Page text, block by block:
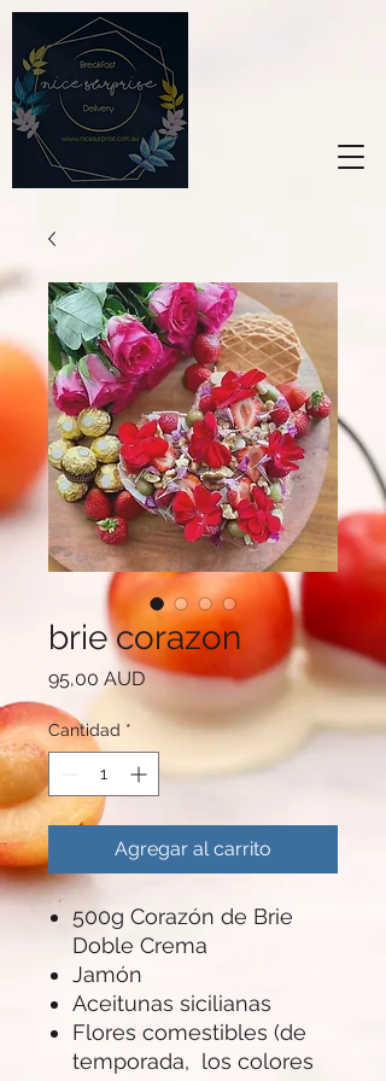
brie corazon
95,00 AUDPrecio
Cantidad *
Agregar al carrito
500g Corazón de Brie
Doble Crema
Jamón
Aceitunas sicilianas
Flores comestibles (de
temporada, los colores